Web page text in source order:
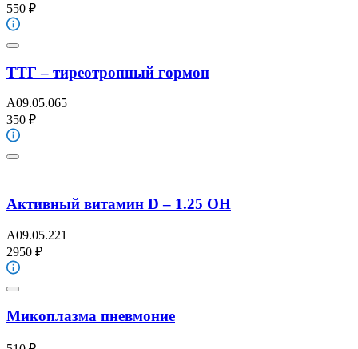
550 ₽
ТТГ – тиреотропный гормон
A09.05.065
350 ₽
Активный витамин D – 1.25 OH
A09.05.221
2950 ₽
Микоплазма пневмоние